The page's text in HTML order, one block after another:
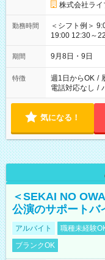
株式会社ライ
勤務時間
＜シフト例＞
19:00 12:30～22:00 上記の時間から好きな時間を
時間は変更とな
期間 9月8日・9日
特徴 週1日からOK /
電話対応なし /
気になる！
＜SEKAI NO
公演のサポートバ
アルバイト 職種未経験
ブランクOK